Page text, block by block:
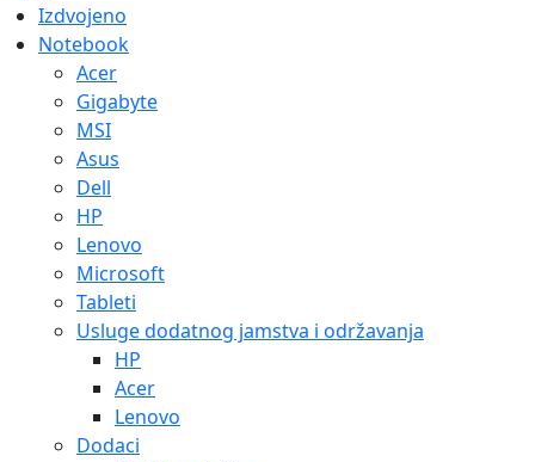
Izdvojeno
Notebook
Acer
Gigabyte
MSI
Asus
Dell
HP
Lenovo
Microsoft
Tableti
Usluge dodatnog jamstva i održavanja
HP
Acer
Lenovo
Dodaci